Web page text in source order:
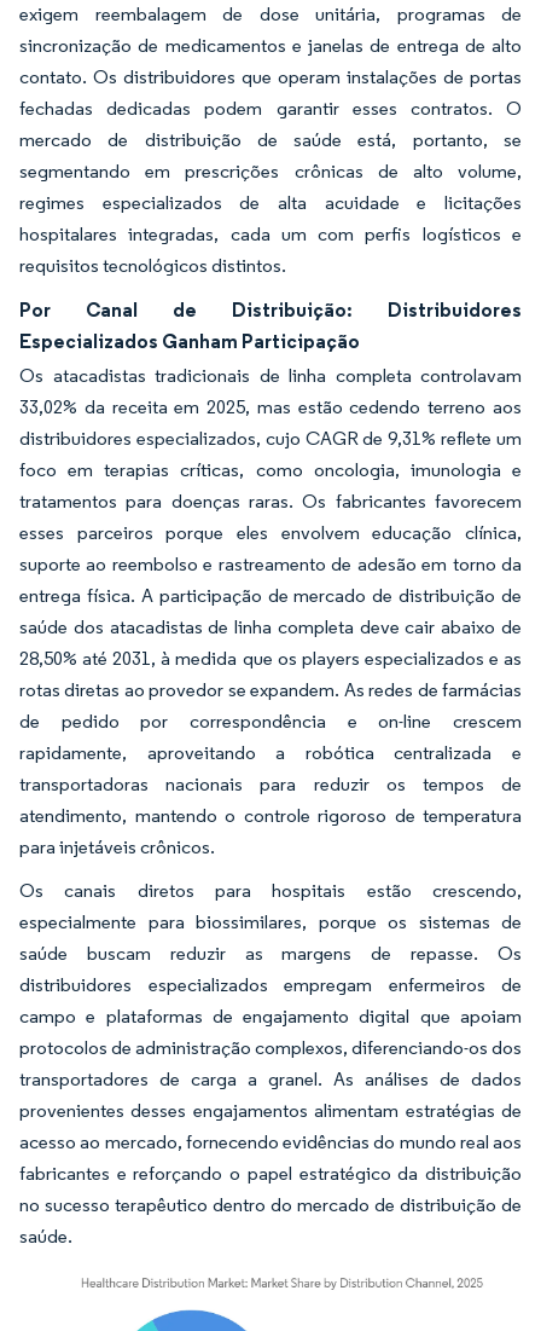
exigem reembalagem de dose unitária, programas de
sincronização de medicamentos e janelas de entrega de alto
contato. Os distribuidores que operam instalações de portas
fechadas dedicadas podem garantir esses contratos. O
mercado de distribuição de saúde está, portanto, se
segmentando em prescrições crônicas de alto volume,
regimes especializados de alta acuidade e licitações
hospitalares integradas, cada um com perfis logísticos e
requisitos tecnológicos distintos.
Por Canal de Distribuição: Distribuidores
Especializados Ganham Participação
Os atacadistas tradicionais de linha completa controlavam
33,02% da receita em 2025, mas estão cedendo terreno aos
distribuidores especializados, cujo CAGR de 9,31% reflete um
foco em terapias críticas, como oncologia, imunologia e
tratamentos para doenças raras. Os fabricantes favorecem
esses parceiros porque eles envolvem educação clínica,
suporte ao reembolso e rastreamento de adesão em torno da
entrega física. A participação de mercado de distribuição de
saúde dos atacadistas de linha completa deve cair abaixo de
28,50% até 2031, à medida que os players especializados e as
rotas diretas ao provedor se expandem. As redes de farmácias
de pedido por correspondência e on-line crescem
rapidamente, aproveitando a robótica centralizada e
transportadoras nacionais para reduzir os tempos de
atendimento, mantendo o controle rigoroso de temperatura
para injetáveis crônicos.
Os canais diretos para hospitais estão crescendo,
especialmente para biossimilares, porque os sistemas de
saúde buscam reduzir as margens de repasse. Os
distribuidores especializados empregam enfermeiros de
campo e plataformas de engajamento digital que apoiam
protocolos de administração complexos, diferenciando-os dos
transportadores de carga a granel. As análises de dados
provenientes desses engajamentos alimentam estratégias de
acesso ao mercado, fornecendo evidências do mundo real aos
fabricantes e reforçando o papel estratégico da distribuição
no sucesso terapêutico dentro do mercado de distribuição de
saúde.